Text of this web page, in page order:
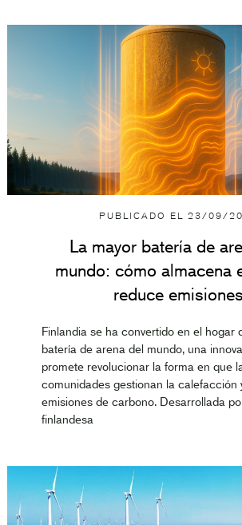
PUBLICADO EL23/09/
La mayor batería de
mundo: cómo almacena
reduce emisiones
Finlandia se ha convertido en el hogar
batería de arena del mundo, una
promete revolucionar la forma en que
comunidades gestionan la calefacción
emisiones de carbono. Desarrollada
finlandesa